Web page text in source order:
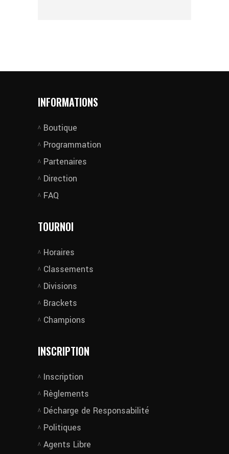
INFORMATIONS
Boutique
Programmation
Partenaires
Direction
FAQ
TOURNOI
Horaires
Classements
Divisions
Brackets
Champions
INSCRIPTION
Inscription
Règlements
Décharge de Responsabilité
Politiques
Agents Libre